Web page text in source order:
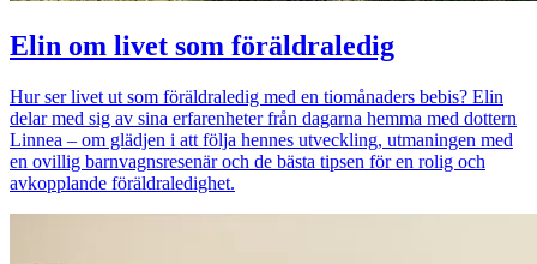
Elin om livet som föräldraledig
Hur ser livet ut som föräldraledig med en tiomånaders bebis? Elin
delar med sig av sina erfarenheter från dagarna hemma med dottern
Linnea – om glädjen i att följa hennes utveckling, utmaningen med
en ovillig barnvagnsresenär och de bästa tipsen för en rolig och
avkopplande föräldraledighet.